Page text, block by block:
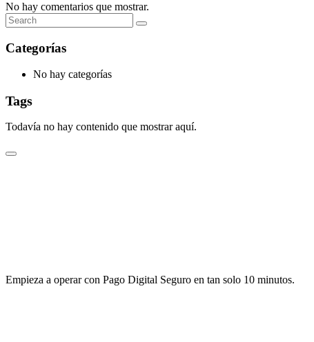
No hay comentarios que mostrar.
Categorías
No hay categorías
Tags
Todavía no hay contenido que mostrar aquí.
Empieza a operar con Pago Digital Seguro en tan solo 10 minutos.